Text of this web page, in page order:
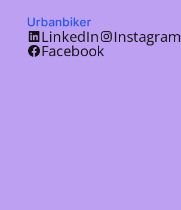
Urbanbiker
LinkedIn Instagram
Facebook